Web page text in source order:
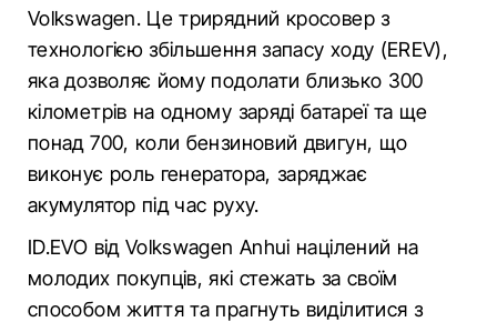
Volkswagen. Це трирядний кросовер з
технологією збільшення запасу ходу (EREV),
яка дозволяє йому подолати близько 300
кілометрів на одному заряді батареї та ще
понад 700, коли бензиновий двигун, що
виконує роль генератора, заряджає
акумулятор під час руху.
ID.EVO від Volkswagen Anhui націлений на
молодих покупців, які стежать за своїм
способом життя та прагнуть виділитися з